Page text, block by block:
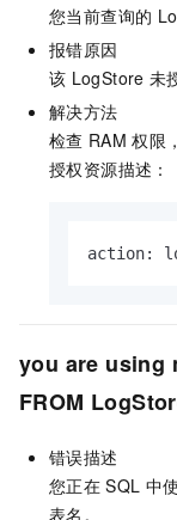
您当前查询的
报错原因
该 LogStore 未
解决方法
检查 RAM 权限
授权资源描述：
action:
you are using
FROM
错误描述
您正在 SQL 中
表名。